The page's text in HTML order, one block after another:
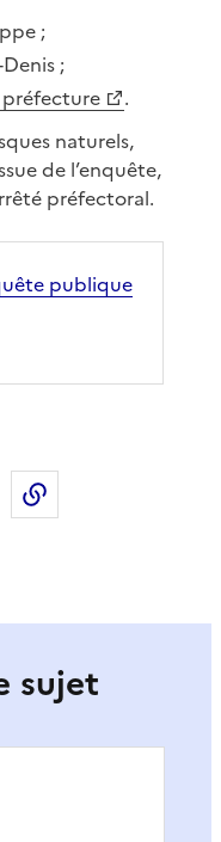
;
;
.
naturels,
de l’enquête,
préfectoral.
publique
sur LinkedIn
Partager par email
sujet